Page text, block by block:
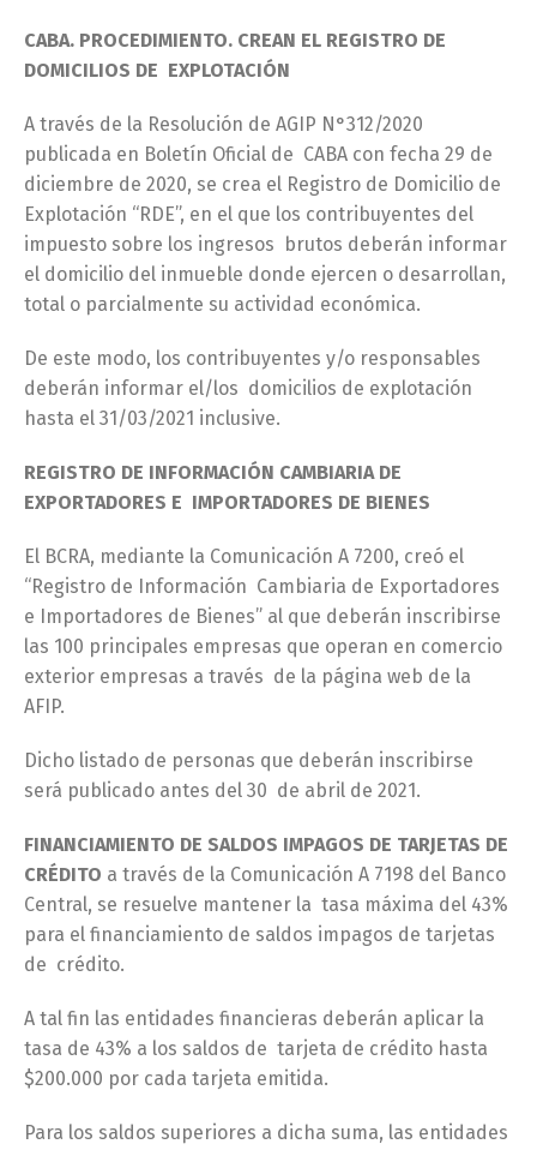
CABA. PROCEDIMIENTO. CREAN EL REGISTRO DE
DOMICILIOS DE EXPLOTACIÓN
A través de la Resolución de AGIP N°312/2020
publicada en Boletín Oficial de CABA con fecha 29 de
diciembre de 2020, se crea el Registro de Domicilio de
Explotación “RDE”, en el que los contribuyentes del
impuesto sobre los ingresos brutos deberán informar
el domicilio del inmueble donde ejercen o desarrollan,
total o parcialmente su actividad económica.
De este modo, los contribuyentes y/o responsables
deberán informar el/los domicilios de explotación
hasta el 31/03/2021 inclusive.
REGISTRO DE INFORMACIÓN CAMBIARIA DE
EXPORTADORES E IMPORTADORES DE BIENES
El BCRA, mediante la Comunicación A 7200, creó el
“Registro de Información Cambiaria de Exportadores
e Importadores de Bienes” al que deberán inscribirse
las 100 principales empresas que operan en comercio
exterior empresas a través de la página web de la
AFIP.
Dicho listado de personas que deberán inscribirse
será publicado antes del 30 de abril de 2021.
FINANCIAMIENTO DE SALDOS IMPAGOS DE TARJETAS DE
CRÉDITO a través de la Comunicación A 7198 del Banco
Central, se resuelve mantener la tasa máxima del 43%
para el financiamiento de saldos impagos de tarjetas
de crédito.
A tal fin las entidades financieras deberán aplicar la
tasa de 43% a los saldos de tarjeta de crédito hasta
$200.000 por cada tarjeta emitida.
Para los saldos superiores a dicha suma, las entidades